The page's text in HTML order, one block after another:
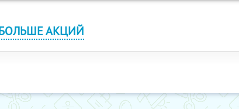
АКЦИЙ